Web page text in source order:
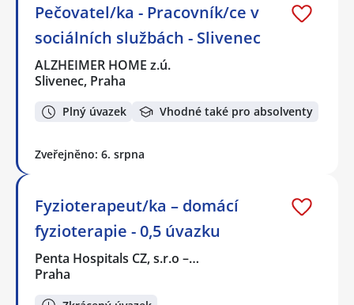
Pečovatel/ka - Pracovník/ce v
sociálních službách - Slivenec
ALZHEIMER HOME z.ú.
Slivenec, Praha
Plný úvazek Vhodné také pro absolventy
Zveřejněno: 6. srpna
Fyzioterapeut/ka – domácí
fyzioterapie - 0,5 úvazku
Penta Hospitals CZ, s.r.o –…
Praha